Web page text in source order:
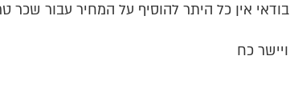
אין כל היתר להוסיף על המחיר עבור שכר
כח